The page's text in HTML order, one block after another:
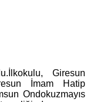
Giresun
İmam Hatip
Ondokuzmayıs